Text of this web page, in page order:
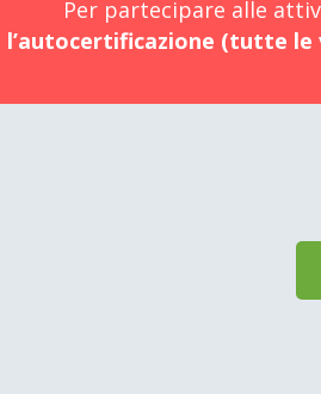
Per partecipare alle
l’autocertificazione (tutte le